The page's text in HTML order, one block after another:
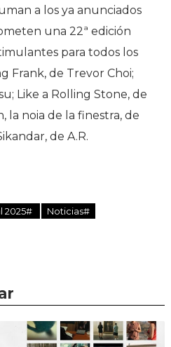
a los ya anunciados
una 22ª edición
para todos los
Frank, de Trevor Choi;
Like a Rolling Stone, de
la noia de la finestra, de
de A.R.
2025# Noticias#